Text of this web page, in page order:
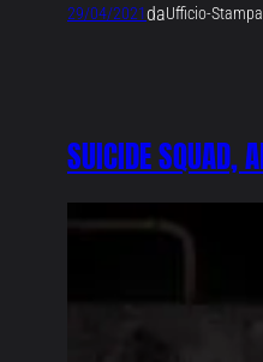
29/04/2021daUfficio-Stampa
SUICIDE SQUAD,